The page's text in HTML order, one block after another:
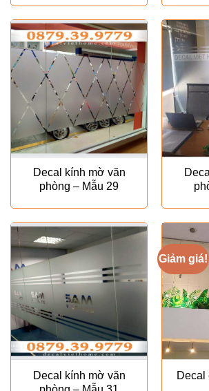
là:
₫250.000.
tại
là:
₫180.000.
Decal kính mờ văn
phòng – Mẫu 29
Decal kính mờ văn
Giảm giá!
Decal